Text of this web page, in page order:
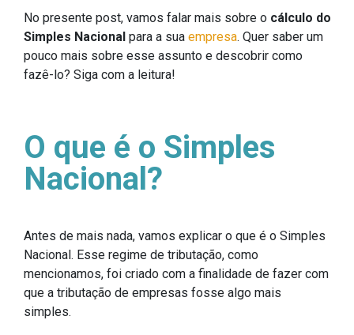
No presente post, vamos falar mais sobre o cálculo do
Simples Nacional para a sua empresa. Quer saber um
pouco mais sobre esse assunto e descobrir como
fazê-lo? Siga com a leitura!
O que é o Simples
Nacional?
Antes de mais nada, vamos explicar o que é o Simples
Nacional. Esse regime de tributação, como
mencionamos, foi criado com a finalidade de fazer com
que a tributação de empresas fosse algo mais
simples.